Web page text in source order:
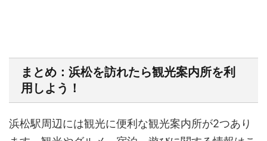
まとめ：浜松を訪れたら観光案内所を利
用しよう！
浜松駅周辺には観光に便利な観光案内所が2つあり